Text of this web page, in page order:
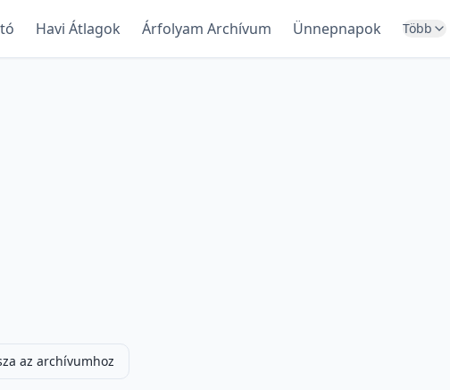
Havi Átlagok Árfolyam Archívum Ünnepnapok Több
az archívumhoz